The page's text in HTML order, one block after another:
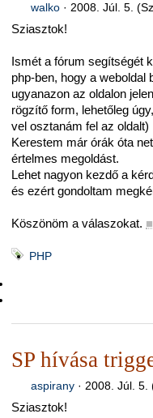
walko· 2008. Júl. 5.
Sziasztok!
Ismét a fórum segítségét
php-ben, hogy a weboldal
ugyanazon az oldalon
rögzítő form, lehetőleg
vel osztanám fel az oldalt)
Kerestem már órák óta
értelmes megoldást.
Lehet nagyon kezdő a
és ezért gondoltam
Köszönöm a válaszokat. ■
PHP
SP hívása
aspirany· 2008. Júl. 5.
Sziasztok!